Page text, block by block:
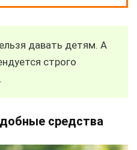
давать детям. А
строго
средства